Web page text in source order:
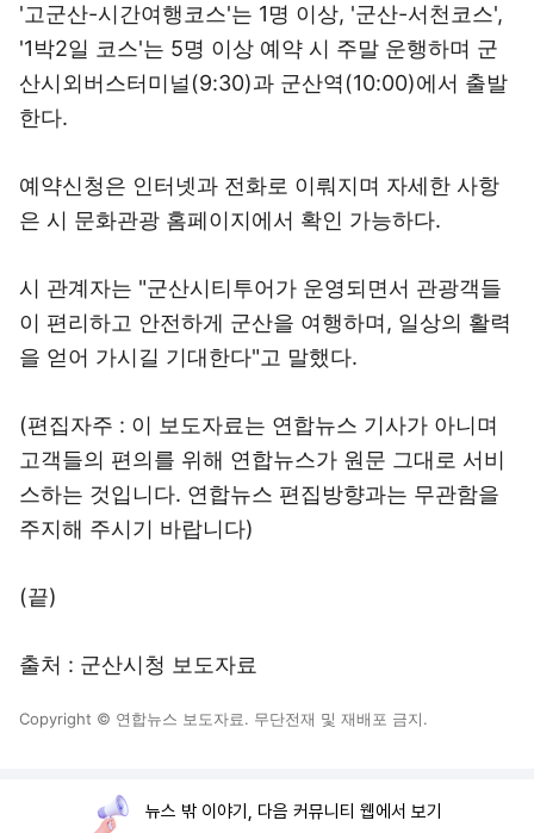
'고군산-시간여행코스'는 1명 이상, '군산-서천코스',
'1박2일 코스'는 5명 이상 예약 시 주말 운행하며 군
산시외버스터미널(9:30)과 군산역(10:00)에서 출발
한다.
예약신청은 인터넷과 전화로 이뤄지며 자세한 사항
은 시 문화관광 홈페이지에서 확인 가능하다.
시 관계자는 "군산시티투어가 운영되면서 관광객들
이 편리하고 안전하게 군산을 여행하며, 일상의 활력
을 얻어 가시길 기대한다"고 말했다.
(편집자주 : 이 보도자료는 연합뉴스 기사가 아니며
고객들의 편의를 위해 연합뉴스가 원문 그대로 서비
스하는 것입니다. 연합뉴스 편집방향과는 무관함을
주지해 주시기 바랍니다)
(끝)
출처 : 군산시청 보도자료
Copyright © 연합뉴스 보도자료. 무단전재 및 재배포 금지.
뉴스 밖 이야기, 다음 커뮤니티 웹에서 보기